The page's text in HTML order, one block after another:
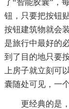
了“智能胶囊”，
钮，只要把按钮
按钮建筑物就会
是旅行中最好的
到了目的地只要
上房子就立刻可
囊随处可见，一
更经典的是